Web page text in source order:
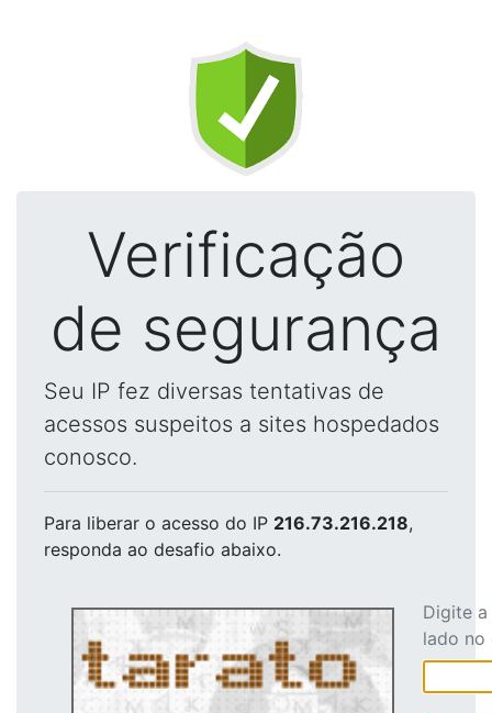
Verificação
de segurança
Seu IP fez diversas tentativas de
acessos suspeitos a sites hospedados
conosco.
Para liberar o acesso do IP 216.73.216.218,
responda ao desafio abaixo.
Digite
lado no